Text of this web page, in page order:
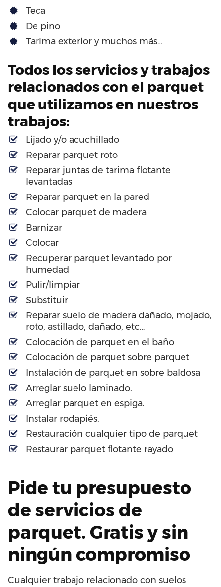
Teca
De pino
Tarima exterior y muchos más…
Todos los servicios y trabajos
relacionados con el parquet
que utilizamos en nuestros
trabajos:
Lijado y/o acuchillado
Reparar parquet roto
Reparar juntas de tarima flotante
levantadas
Reparar parquet en la pared
Colocar parquet de madera
Barnizar
Colocar
Recuperar parquet levantado por
humedad
Pulir/limpiar
Substituir
Reparar suelo de madera dañado, mojado,
roto, astillado, dañado, etc…
Colocación de parquet en el baño
Colocación de parquet sobre parquet
Instalación de parquet en sobre baldosa
Arreglar suelo laminado.
Arreglar parquet en espiga.
Instalar rodapiés.
Restauración cualquier tipo de parquet
Restaurar parquet flotante rayado
Pide tu presupuesto
de servicios de
parquet. Gratis y sin
ningún compromiso
Cualquier trabajo relacionado con suelos